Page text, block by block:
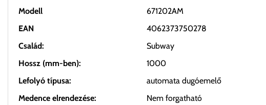
Modell
671202AM
EAN
4062373750278
Család:
Subway
Hossz (mm-ben):
1000
Lefolyó típusa:
automata dugóemelő
Medence elrendezése:
Nem forgatható